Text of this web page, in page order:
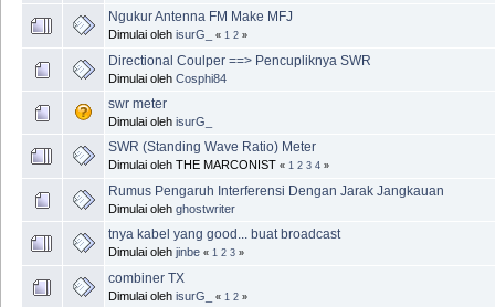
Ngukur Antenna FM Make MFJ
Dimulai oleh isurG_ « 1 2 »
Directional Coulper ==> Pencupliknya SWR
Dimulai oleh Cosphi84
swr meter
Dimulai oleh isurG_
SWR (Standing Wave Ratio) Meter
Dimulai oleh THE MARCONIST « 1 2 3 4 »
Rumus Pengaruh Interferensi Dengan Jarak Jangkauan
Dimulai oleh ghostwriter
tnya kabel yang good... buat broadcast
Dimulai oleh jinbe « 1 2 3 »
combiner TX
Dimulai oleh isurG_ « 1 2 »